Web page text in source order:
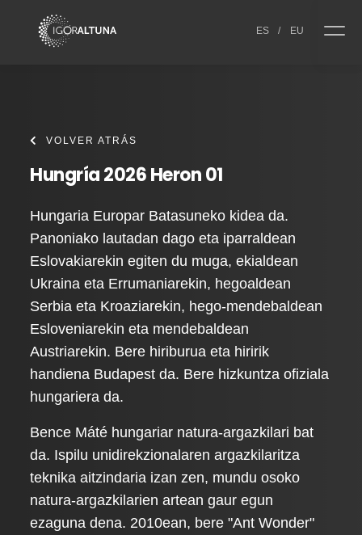
ES / EU
VOLVER ATRÁS
Hungría 2026 Heron 01
Hungaria Europar Batasuneko kidea da.
Panoniako lautadan dago eta iparraldean
Eslovakiarekin egiten du muga, ekialdean
Ukraina eta Errumaniarekin, hegoaldean
Serbia eta Kroaziarekin, hego-mendebaldean
Esloveniarekin eta mendebaldean
Austriarekin. Bere hiriburua eta hiririk
handiena Budapest da. Bere hizkuntza ofiziala
hungariera da.
Bence Máté hungariar natura-argazkilari bat
da. Ispilu unidirekzionalaren argazkilaritza
teknika aitzindaria izan zen, mundu osoko
natura-argazkilarien artean gaur egun
ezaguna dena. 2010ean, bere "Ant Wonder"